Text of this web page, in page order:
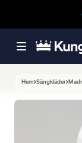
Hem Sängkläder